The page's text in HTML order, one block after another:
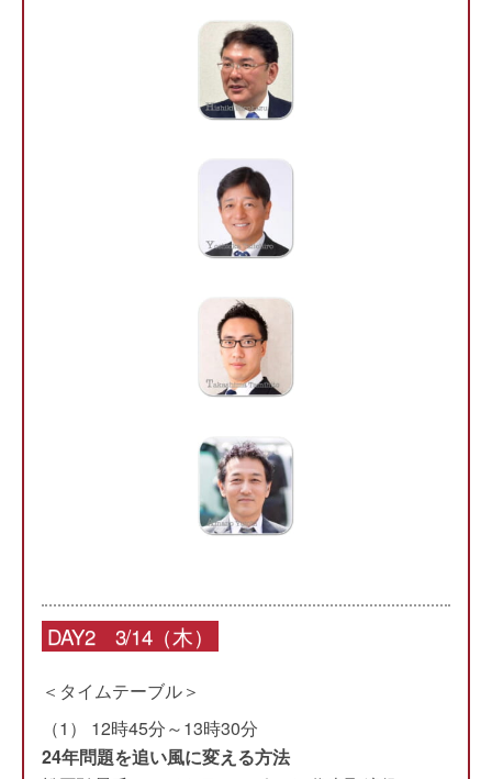
DAY2 3/14（木）
＜タイムテーブル＞
（1） 12時45分～13時30分
24年問題を追い風に変える方法